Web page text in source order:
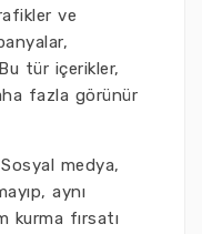
ve
tür içerikler,
fazla görünür
medya,
aynı
kurma fırsatı